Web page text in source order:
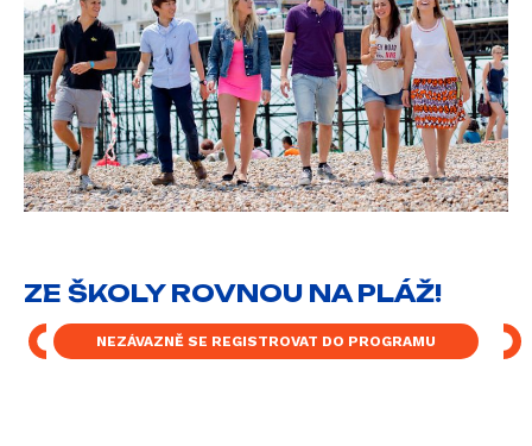
ZE ŠKOLY ROVNOU NA PLÁŽ!
NEZÁVAZNĚ SE REGISTROVAT DO PROGRAMU